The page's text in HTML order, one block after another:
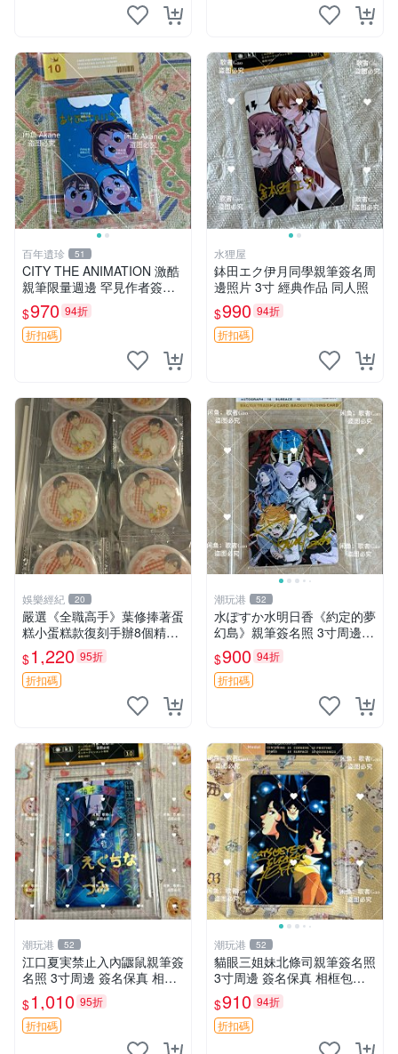
百年遺珍 51
CITY THE ANIMATION 激酷
親筆限量週邊 罕見作者簽名
收藏 現代潮流擺飾 9x9cm 專
家推薦 國際珍藏款 周邊 照片
周邊 尺寸 收藏品
$970 94折
折扣碼
水狸屋
鉢田エク伊月同學親筆簽名周
邊照片 3寸 經典作品 同人照
$990 94折
折扣碼
娛樂經紀 20
嚴選《全職高手》葉修捧著蛋
糕小蛋糕款復刻手辦8個精品
收藏 心耀共鳴 葉修 古早蛋糕
$1,220 95折
折扣碼
潮玩港 52
水ぽすか水明日香《約定的夢
幻島》親筆簽名照 3寸周邊照
片 簽名真跡 約束のネバーラ
ンド 周邊 照片收藏 水明日香
網路握手會簽名周邊 照片
$900 94折
折扣碼
潮玩港 52
江口夏実禁止入內鼴鼠親筆簽
名照 3寸周邊 簽名保真 相框
包裝 禁止入內 麵簽 周邊 親
筆簽名 時尚周邊 原裝卡磚
$1,010 95折
折扣碼
潮玩港 52
貓眼三姐妹北條司親筆簽名照
3寸周邊 簽名保真 相框包裝
貓眼三姐妹 北條司 周邊 貓眼
三姐妹 簽名照 包裝相框
$910 94折
折扣碼